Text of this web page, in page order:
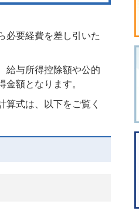
必要経費を差し引いた
給与所得控除額や公的
額となります。
式は、以下をご覧く